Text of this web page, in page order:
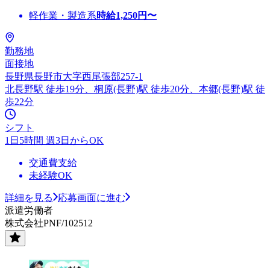
軽作業・製造系時給1,250円〜
勤務地
面接地
長野県長野市大字西尾張部257-1
北長野駅 徒歩19分、桐原(長野)駅 徒歩20分、本郷(長野)駅 徒
歩22分
シフト
1日5時間 週3日からOK
交通費支給
未経験OK
詳細を見る
応募画面に進む
派遣労働者
株式会社PNF/102512